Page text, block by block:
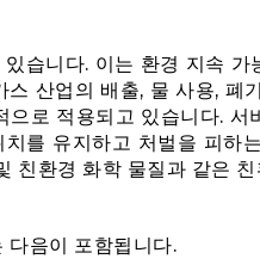
습니다. 이는 환경 지속
산업의 배출, 물 사용, 폐
로 적용되고 있습니다.
를 ​​유지하고 처벌을 피하
친환경 화학 물질과 같은
다음이 포함됩니다.